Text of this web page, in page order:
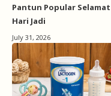
Pantun Popular Selamat
Hari Jadi
July 31, 2026